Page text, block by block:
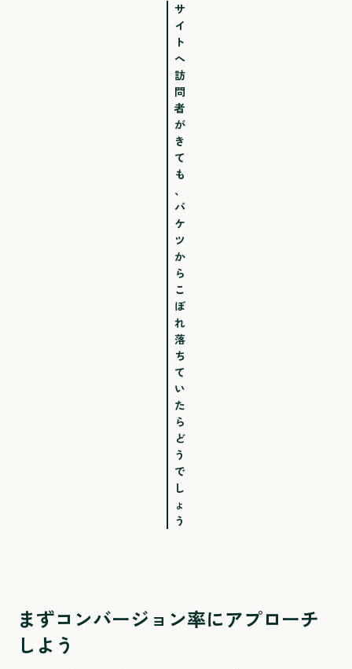
サ
イ
ト
へ
訪
問
者
が
き
て
も
、
バ
ケ
ツ
か
ら
こ
ぼ
れ
落
ち
て
い
た
ら
ど
う
で
し
ょ
う
まずコンバージョン率にアプローチ
しよう